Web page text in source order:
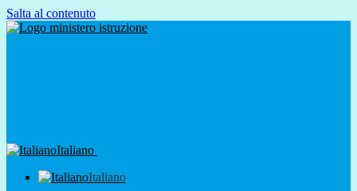
Salta al contenuto
Italiano
Italiano